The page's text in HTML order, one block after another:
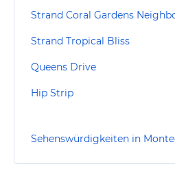
Strand Tropical Bliss
Queens Drive
Hip Strip
Sehenswürdigkeiten in